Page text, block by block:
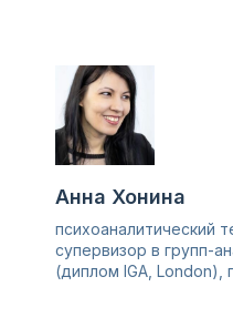
Анна Хонина
психоаналитический
супервизор в групп-
(диплом IGA, London),